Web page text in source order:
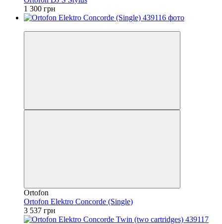
1 300 грн
Ortofon
Ortofon Elektro Concorde (Single)
3 537 грн